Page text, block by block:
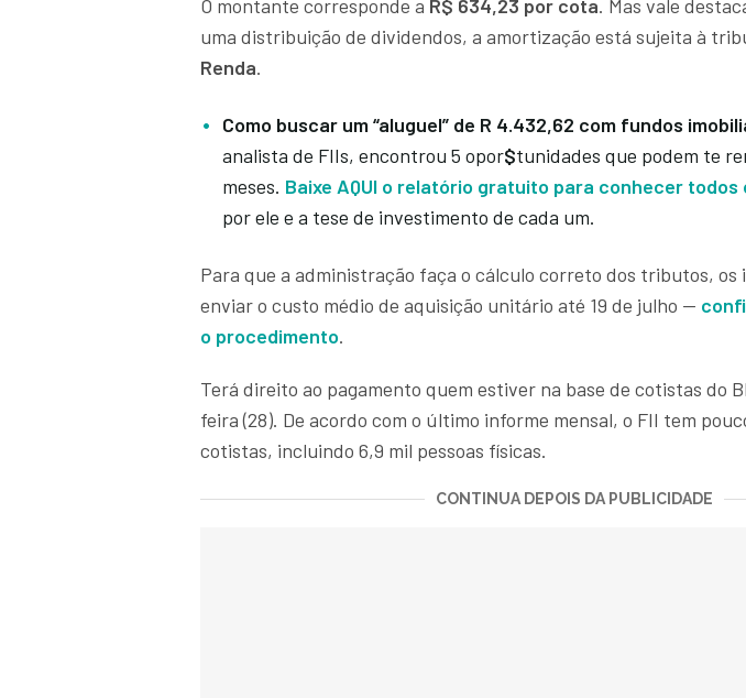
O montante corresponde a R$ 634,23 por cota. Mas vale
uma distribuição de dividendos, a amortização está sujeita à
Renda.
Como buscar um “aluguel” de R 4.432,62 com fundos
analista de FIIs, encontrou 5 opor$tunidades que podem te
meses. Baixe AQUI o relatório gratuito para conhecer todos
por ele e a tese de investimento de cada um.
Para que a administração faça o cálculo correto dos tributos, os
enviar o custo médio de aquisição unitário até 19 de julho —
o procedimento.
Terá direito ao pagamento quem estiver na base de cotistas do
feira (28). De acordo com o último informe mensal, o FII tem
cotistas, incluindo 6,9 mil pessoas físicas.
CONTINUA DEPOIS DA PUBLICIDADE